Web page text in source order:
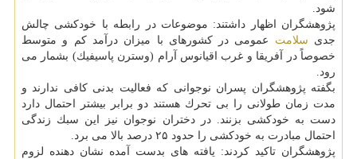
شود.
پژوهشگران اظهار داشتند: موضوعات در رابطه با خودكشی چالش
جدی سلامت عمومی در كشورهای با میزان درآمد كم و متوسط
خصوصاً در آفریقا و غرب اقیانوس آرام (وسترن پاسیفیك) بشمار می
رود.
بگفته پژوهشگران پسران نوجوانی كه فعالیت بدنی كافی ندارند و
مدت زمان طولانی را بی تحرك هستند دو برابر بیشتر احتمال دارد
دست به خودكشی بزنند. در دختران نوجوان نیز این سبك زندگی
احتمال مبادرت به خودكشی را حدود ۲۵ درصد بالا می برد.
پژوهشگران تاكید كردند: یافته های بدست آمده نشان دهنده لزوم